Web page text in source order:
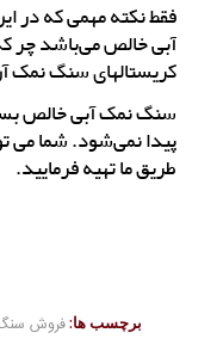
فقط نکته مهمی که در
آبی خالص می‌باشد چر
کریستالهای سنگ نمک
سنگ نمک آبی خالص
پیدا نمی‌شود. شما می
طریق ما تهیه فرمایید.
برچسب ها: فروش